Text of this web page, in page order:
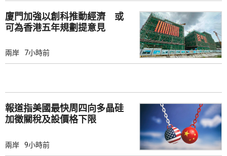
廈門加強以創科推動經濟 或
可為香港五年規劃提意見
兩岸 7小時前
報道指美國最快周四向多晶硅
加徵關稅及設價格下限
兩岸 9小時前